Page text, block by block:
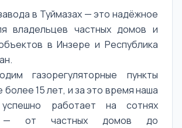
в Туймазах — это надёжное
владельцев частных домов и
в Инзере и Республика
газорегуляторные пункты
15 лет, и за это время наша
успешно работает на сотнях
— от частных домов до